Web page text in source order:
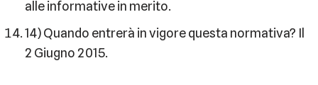
alle informative in merito.
14) Quando entrerà in vigore questa normativa? Il
2 Giugno 2015.